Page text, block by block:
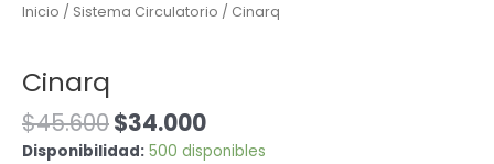
Inicio / Sistema Circulatorio / Cinarq
Cinarq
$45.600$34.000
Disponibilidad: 500 disponibles